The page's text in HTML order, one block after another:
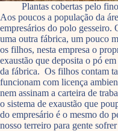
Plantas cobertas pelo
Aos poucos a população da
empresários do polo
uma outra fábrica, um pouco
os filhos, nesta empresa o
exaustão que deposita o pó
da fábrica. Os filhos contam
funcionam com licença
nem assinam a carteira de
o sistema de exaustão que
do empresário é o mesmo do
nosso terreiro para gente